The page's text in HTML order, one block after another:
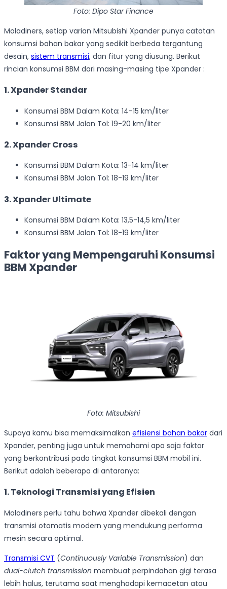
Foto: Dipo Star Finance
Moladiners, setiap varian Mitsubishi Xpander punya catatan
konsumsi bahan bakar yang sedikit berbeda tergantung
desain, sistem transmisi, dan fitur yang diusung. Berikut
rincian konsumsi BBM dari masing-masing tipe Xpander :
1. Xpander Standar
Konsumsi BBM Dalam Kota: 14-15 km/liter
Konsumsi BBM Jalan Tol: 19-20 km/liter
2. Xpander Cross
Konsumsi BBM Dalam Kota: 13-14 km/liter
Konsumsi BBM Jalan Tol: 18-19 km/liter
3. Xpander Ultimate
Konsumsi BBM Dalam Kota: 13,5-14,5 km/liter
Konsumsi BBM Jalan Tol: 18-19 km/liter
Faktor yang Mempengaruhi Konsumsi
BBM Xpander
Foto: Mitsubishi
Supaya kamu bisa memaksimalkan efisiensi bahan bakar dari
Xpander, penting juga untuk memahami apa saja faktor
yang berkontribusi pada tingkat konsumsi BBM mobil ini.
Berikut adalah beberapa di antaranya:
1. Teknologi Transmisi yang Efisien
Moladiners perlu tahu bahwa Xpander dibekali dengan
transmisi otomatis modern yang mendukung performa
mesin secara optimal.
Transmisi CVT (Continuously Variable Transmission) dan
dual-clutch transmission membuat perpindahan gigi terasa
lebih halus, terutama saat menghadapi kemacetan atau